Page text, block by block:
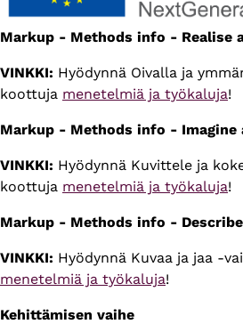
Markup - Methods info - Realise
VINKKI: Hyödynnä Oivalla ja
koottuja menetelmiä ja työkaluja!
Markup - Methods info - Imagine
VINKKI: Hyödynnä Kuvittele ja
koottuja menetelmiä ja työkaluja!
Markup - Methods info -
VINKKI: Hyödynnä Kuvaa ja jaa -
menetelmiä ja työkaluja!
Kehittämisen vaihe